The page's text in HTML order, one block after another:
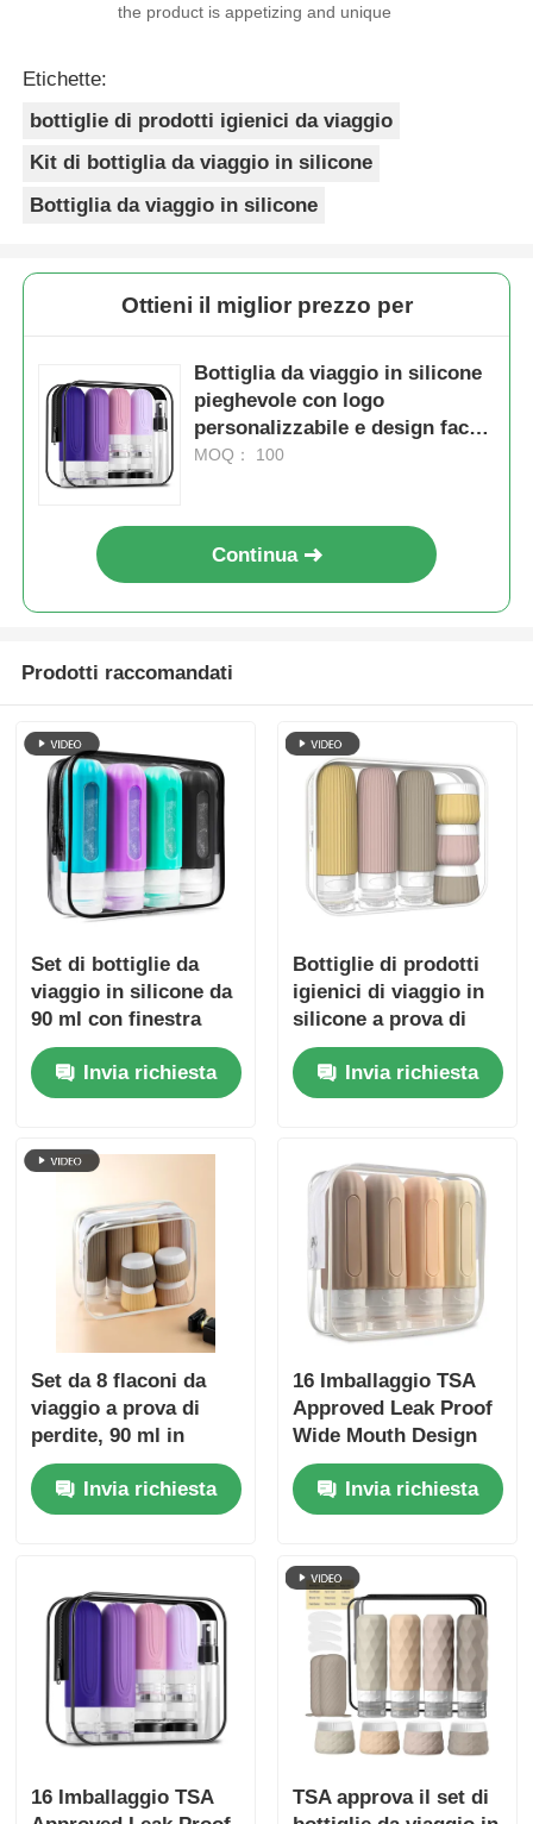
the product is appetizing and unique
Etichette:
bottiglie di prodotti igienici da viaggio
Kit di bottiglia da viaggio in silicone
Bottiglia da viaggio in silicone
Ottieni il miglior prezzo per
Bottiglia da viaggio in silicone
pieghevole con logo
personalizzabile e design facile
da pulire per viaggi senza
MOQ： 100
Continua
Prodotti raccomandati
Set di bottiglie da
viaggio in silicone da
90 ml con finestra
trasparente
Invia richiesta
Bottiglie di prodotti
igienici di viaggio in
silicone a prova di
perdite, portatili,
approvate dalla TSA,
set di 6 confezioni
Invia richiesta
Set da 8 flaconi da
viaggio a prova di
perdite, 90 ml in
silicone + 30 ml in
siliconeInvia richiesta
16 Imballaggio TSA
Approved Leak Proof
Wide Mouth Design
Bottiglia da viaggio in
silicone Set con
contenitori igienici
Invia richiesta
16 Imballaggio TSA
TSA approva il set di